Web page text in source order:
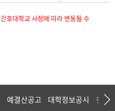
호대학교 사정에 따라 변동될 수
예결산공고 대학정보공시 찾아